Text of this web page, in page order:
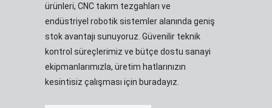
ürünleri, CNC takım tezgahları ve
endüstriyel robotik sistemler alanında geniş
stok avantajı sunuyoruz. Güvenilir teknik
kontrol süreçlerimiz ve bütçe dostu sanayi
ekipmanlarımızla, üretim hatlarınızın
kesintisiz çalışması için buradayız.